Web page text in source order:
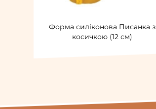
Форма силіконова Писанка з
косичкою (12 см)